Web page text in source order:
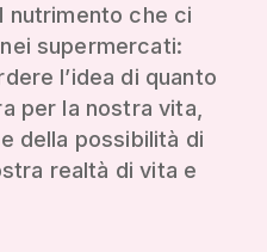
nutrimento che ci
supermercati:
l’idea di quanto
per la nostra vita,
della possibilità di
realtà di vita e